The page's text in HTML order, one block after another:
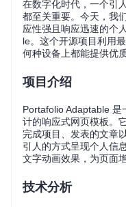
在数字化时代，一个引
都至关重要。今天，我
应性强且响应迅速的
le。这个开源项目利用
何种设备上都能提供优
项目介绍
Portafolio Adaptable 是
计的响应式网页模板。
完成项目、发表的文章
引人的方式呈现个人信
文字动画效果，为页面
技术分析